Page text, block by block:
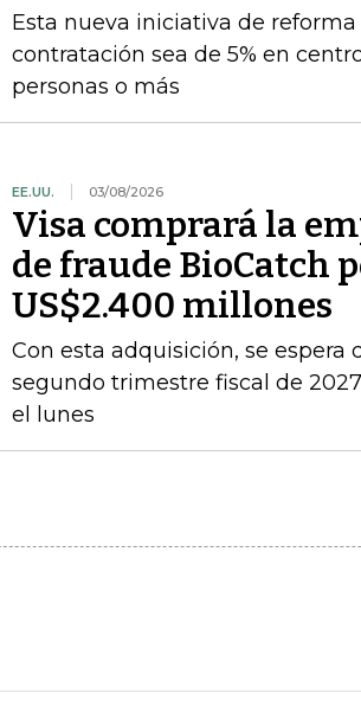
Esta nueva iniciativa de
contratación sea de 5% en
personas o más
EE.UU. 03/08/2026
Visa comprará la
de fraude BioCatch
US$2.400 millones
Con esta adquisición, se espera
segundo trimestre fiscal de
el lunes